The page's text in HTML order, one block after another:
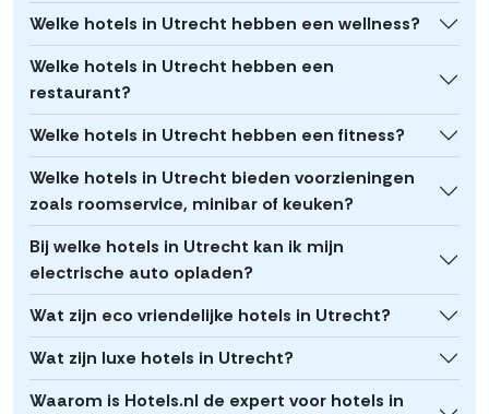
Welke hotels in Utrecht hebben een wellness?
Welke hotels in Utrecht hebben een
restaurant?
Welke hotels in Utrecht hebben een fitness?
Welke hotels in Utrecht bieden voorzieningen
zoals roomservice, minibar of keuken?
Bij welke hotels in Utrecht kan ik mijn
electrische auto opladen?
Wat zijn eco vriendelijke hotels in Utrecht?
Wat zijn luxe hotels in Utrecht?
Waarom is Hotels.nl de expert voor hotels in